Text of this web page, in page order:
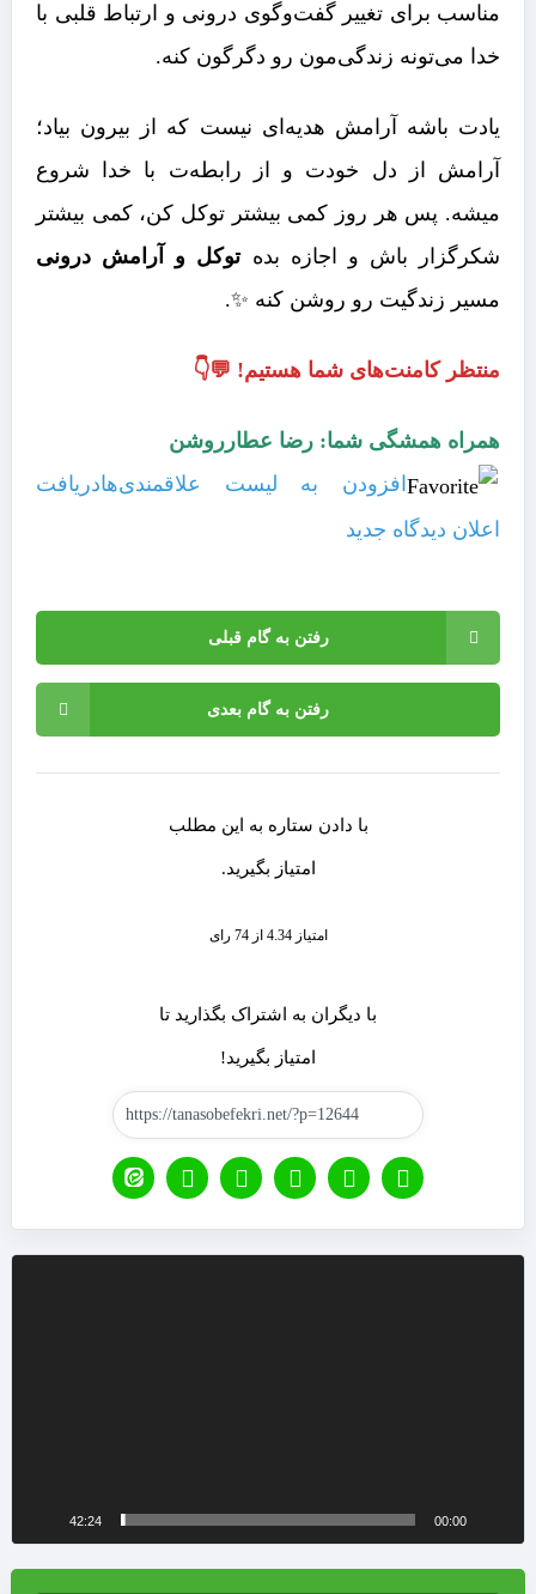
مناسب برای تغییر گفت‌وگوی درونی و ارتباط قلبی با
خدا می‌تونه زندگی‌مون رو دگرگون کنه.
یادت باشه آرامش هدیه‌ای نیست که از بیرون بیاد؛
آرامش از دل خودت و از رابطه‌ت با خدا شروع
میشه. پس هر روز کمی بیشتر توکل کن، کمی بیشتر
شکرگزار باش و اجازه بدهتوکل و آرامش درونی
مسیر زندگیت رو روشن کنه ✨.
منتظر کامنت‌های شما هستیم! 💬👇
همراه همشگی شما: رضا عطارروشن
افزودن به لیست علاقمندی‌هادریافت
اعلان دیدگاه‌ جدید
رفتن به گام قبلی
رفتن به گام بعدی
با دادن ستاره به این مطلب
امتیاز بگیرید.
امتیاز 4.34 از 74 رای
با دیگران به اشتراک بگذارید تا
امتیاز بگیرید!
00:00
42:24